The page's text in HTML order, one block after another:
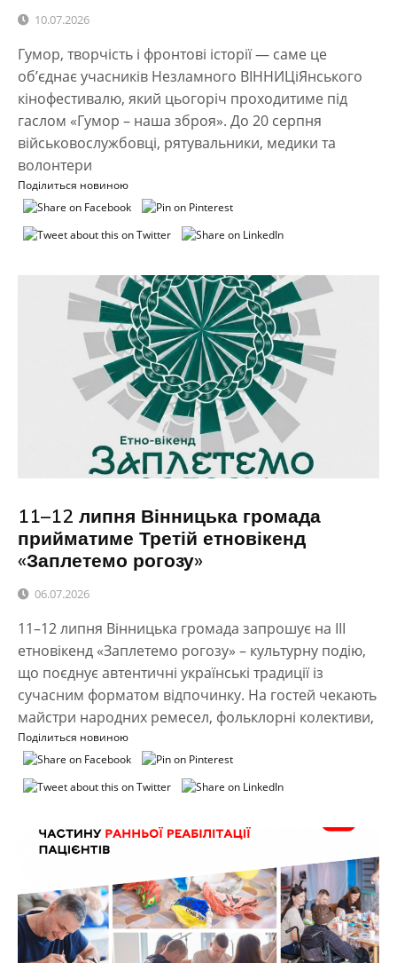
10.07.2026
Гумор, творчість і фронтові історії — саме це
об’єднає учасників Незламного ВІННИЦіЯнського
кінофестивалю, який цьогоріч проходитиме під
гаслом «Гумор – наша зброя». До 20 серпня
військовослужбовці, рятувальники, медики та
волонтери
Поділиться новиною
11–12 липня Вінницька громада
прийматиме Третій етновікенд
«Заплетемо рогозу»
06.07.2026
11–12 липня Вінницька громада запрошує на ІІІ
етновікенд «Заплетемо рогозу» – культурну подію,
що поєднує автентичні українські традиції із
сучасним форматом відпочинку. На гостей чекають
майстри народних ремесел, фольклорні колективи,
Поділиться новиною